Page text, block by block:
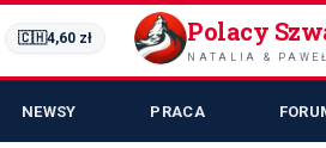
🇨🇭4,60 zł Polacy
NATALIA & PAWEŁ
NEWSY PRACA